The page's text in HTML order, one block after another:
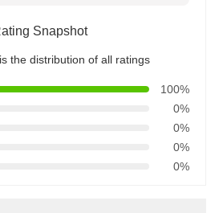
Snapshot
the distribution of all ratings
100%
0%
0%
0%
0%